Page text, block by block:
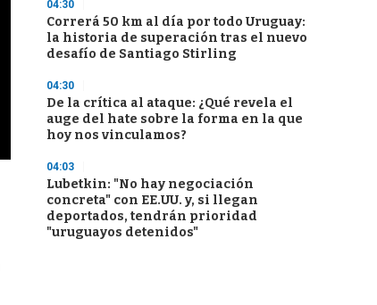
04:30
Correrá 50 km al día por todo Uruguay:
la historia de superación tras el nuevo
desafío de Santiago Stirling
04:30
De la crítica al ataque: ¿Qué revela el
auge del hate sobre la forma en la que
hoy nos vinculamos?
04:03
Lubetkin: "No hay negociación
concreta" con EE.UU. y, si llegan
deportados, tendrán prioridad
"uruguayos detenidos"